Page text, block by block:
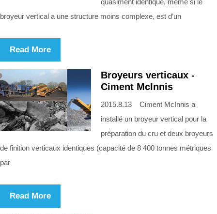
broyeur vertical a une structure moins complexe, est d’un
Read More
Broyeurs verticaux -
Ciment McInnis
2015.8.13 Ciment McInnis a
installé un broyeur vertical pour la
préparation du cru et deux broyeurs
de finition verticaux identiques (capacité de 8 400 tonnes métriques
par
Read More